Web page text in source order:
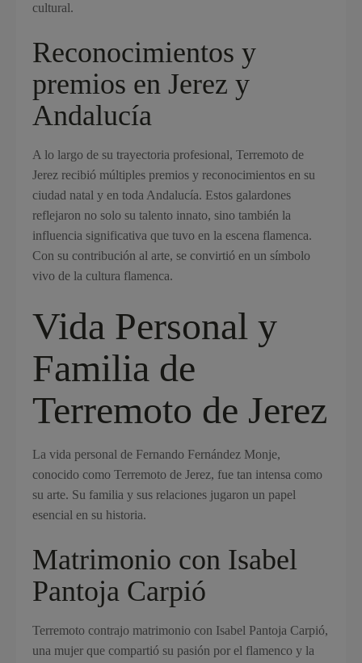
cultural.
Reconocimientos y
premios en Jerez y
Andalucía
A lo largo de su trayectoria profesional, Terremoto de
Jerez recibió múltiples premios y reconocimientos en su
ciudad natal y en toda Andalucía. Estos galardones
reflejaron no solo su talento innato, sino también la
influencia significativa que tuvo en la escena flamenca.
Con su contribución al arte, se convirtió en un símbolo
vivo de la cultura flamenca.
Vida Personal y
Familia de
Terremoto de Jerez
La vida personal de Fernando Fernández Monje,
conocido como Terremoto de Jerez, fue tan intensa como
su arte. Su familia y sus relaciones jugaron un papel
esencial en su historia.
Matrimonio con Isabel
Pantoja Carpió
Terremoto contrajo matrimonio con Isabel Pantoja Carpió,
una mujer que compartió su pasión por el flamenco y la